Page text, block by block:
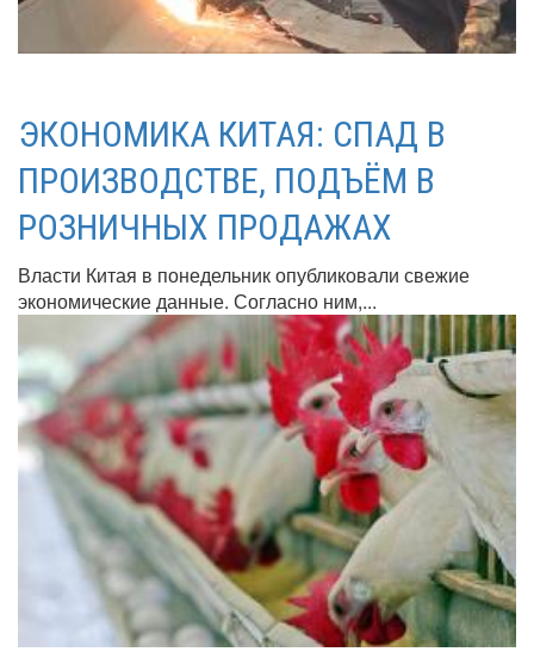
ЭКОНОМИКА КИТАЯ: СПАД В
ПРОИЗВОДСТВЕ, ПОДЪЁМ В
РОЗНИЧНЫХ ПРОДАЖАХ
Власти Китая в понедельник опубликовали свежие
экономические данные. Согласно ним,...